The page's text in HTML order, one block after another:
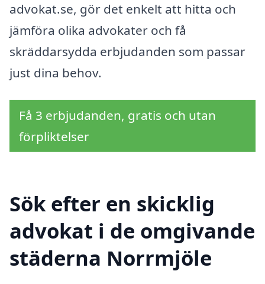
advokat.se, gör det enkelt att hitta och
jämföra olika advokater och få
skräddarsydda erbjudanden som passar
just dina behov.
Få 3 erbjudanden, gratis och utan
förpliktelser
Sök efter en skicklig
advokat i de omgivande
städerna Norrmjöle